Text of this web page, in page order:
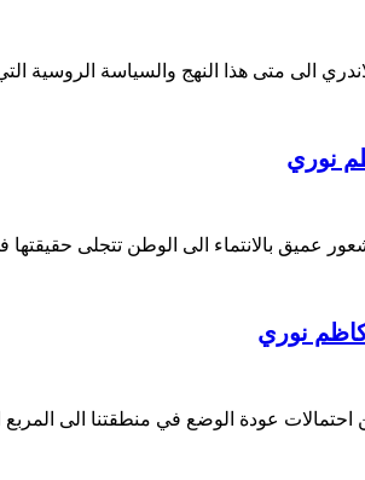
الى متى هذا النهج والسياسة الروسية
نوري
عميق بالانتماء الى الوطن تتجلى
نوري
عودة الوضع في منطقتنا الى المربع